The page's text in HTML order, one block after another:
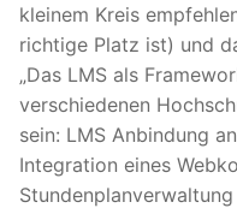
kleinem Kreis
richtige Platz ist) und
„Das LMS als
verschiedenen
sein: LMS Anbindung
Integration eines